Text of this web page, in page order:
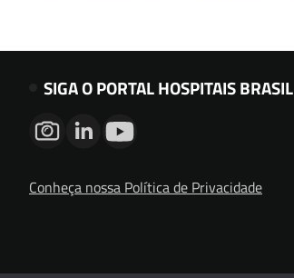
SIGA O PORTAL HOSPITAIS BRASIL
Conheça nossa Política de Privacidade